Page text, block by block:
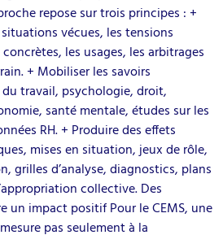
repose sur trois principes : +
vécues, les tensions
les usages, les arbitrages
+ Mobiliser les savoirs
travail, psychologie, droit,
santé mentale, études sur les
RH. + Produire des effets
mises en situation, jeux de rôle,
grilles d’analyse, diagnostics, plans
collective. Des
un impact positif Pour le CEMS, une
pas seulement à la